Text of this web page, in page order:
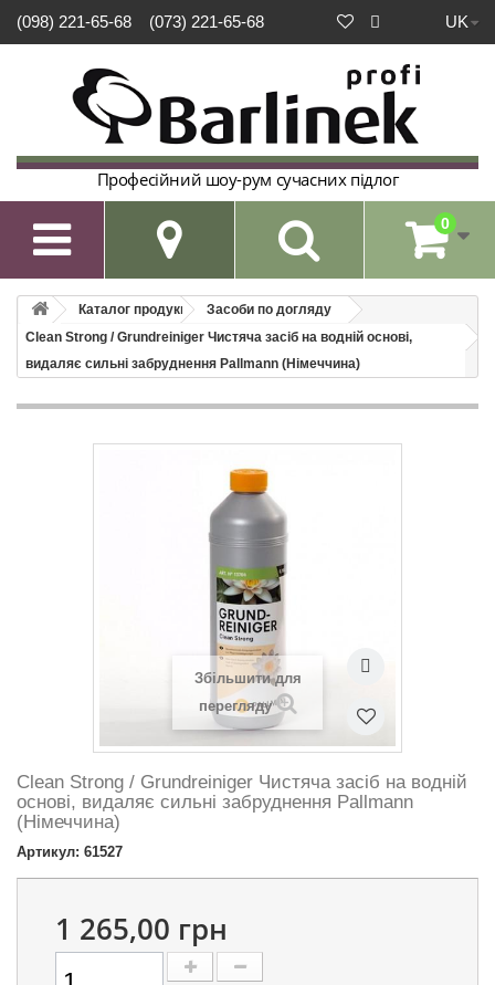
UK
(098) 221-65-68 (073) 221-65-68
Професійний шоу-рум сучасних підлог
 0
Каталог продукції
Засоби по догляду
Clean Strong / Grundreiniger Чистяча засіб на водній основі,
видаляє сильні забруднення Pallmann (Німеччина)
Збільшити для
перегляду
Clean Strong / Grundreiniger Чистяча засіб на водній
основі, видаляє сильні забруднення Pallmann
(Німеччина)
Артикул: 61527
1 265,00 грн